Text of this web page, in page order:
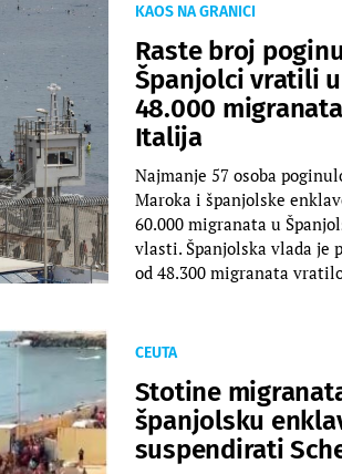
KAOS NA GRANICI
Raste broj
Španjolci vratili
48.000
Italija
Najmanje 57 osoba
Maroka i španjolske
60.000 migranata u
vlasti. Španjolska vlada je
od 48.300 migranata
CEUTA
Stotine
španjolsku
suspendirati